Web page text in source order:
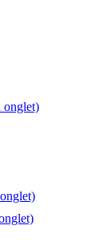
onglet)